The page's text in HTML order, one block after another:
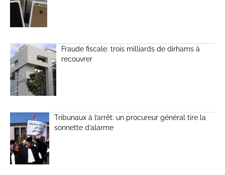
Fraude fiscale: trois milliards de dirhams à
recouvrer
Tribunaux à l’arrêt: un procureur général tire la
sonnette d’alarme